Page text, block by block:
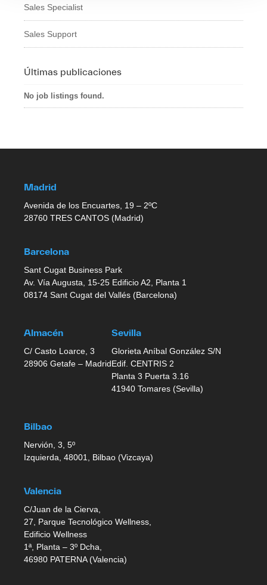
Sales Specialist
Sales Support
Últimas publicaciones
No job listings found.
Madrid
Avenida de los Encuartes, 19 – 2ºC
28760 TRES CANTOS (Madrid)
Barcelona
Sant Cugat Business Park
Av. Vía Augusta, 15-25 Edificio A2, Planta 1
08174 Sant Cugat del Vallés (Barcelona)
Almacén
C/ Casto Loarce, 3
28906 Getafe – Madrid
Sevilla
Glorieta Aníbal González S/N
Edif. CENTRIS 2
Planta 3 Puerta 3.16
41940 Tomares (Sevilla)
Bilbao
Nervión, 3, 5º
Izquierda, 48001, Bilbao (Vizcaya)
Valencia
C/Juan de la Cierva,
27, Parque Tecnológico Wellness,
Edificio Wellness
1ª, Planta – 3º Dcha,
46980 PATERNA (Valencia)